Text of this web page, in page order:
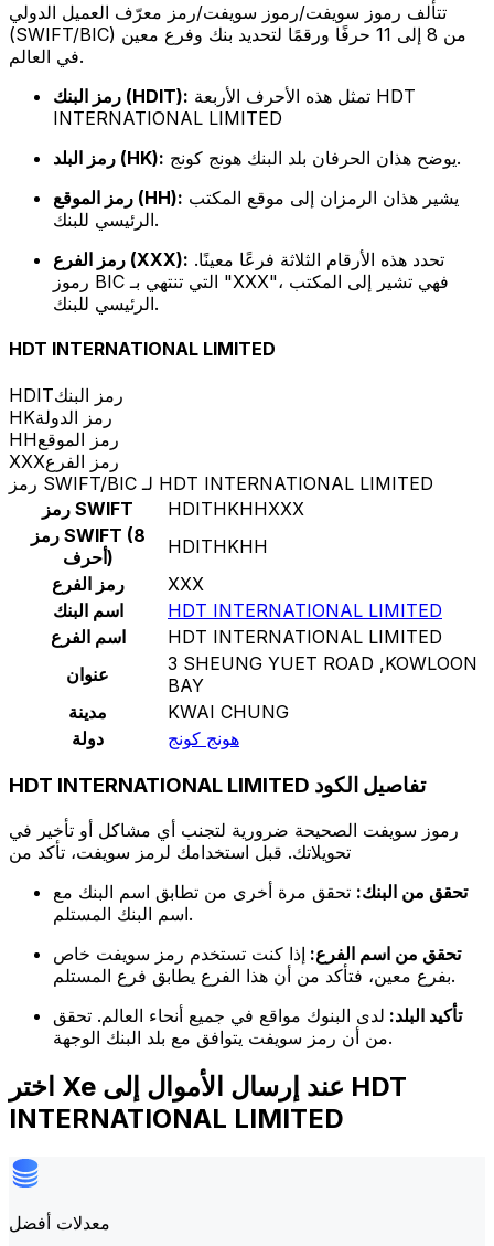
تتألف رموز سويفت/رموز سويفت/رمز معرّف العميل الدولي
(SWIFT/BIC) من 8 إلى 11 حرفًا ورقمًا لتحديد بنك وفرع معين
في العالم.
رمز البنك (HDIT):
INTERNATIONAL LIMITED
رمز البلد (HK):
يوضح هذان الحرفان بلد البنك هونج كونج.
رمز الموقع (HH):
الرئيسي للبنك.
رمز الفرع (XXX):
رموز BIC التي تنتهي بـ "XXX"، فهي تشير إلى المكتب
الرئيسي للبنك.
HDT INTERNATIONAL LIMITED
HDITرمز البنك
HKرمز الدولة
HHرمز الموقع
XXXرمز الفرع
رمز SWIFT/BIC لـ HDT INTERNATIONAL LIMITED
رمز SWIFT
HDITHKHHXXX
رمز SWIFT (8
أحرف)
HDITHKHH
رمز الفرع
XXX
اسم البنك
HDT INTERNATIONAL LIMITED
اسم الفرع
HDT INTERNATIONAL LIMITED
عنوان
3 SHEUNG YUET ROAD ,KOWLOON
BAY
مدينة
KWAI CHUNG
دولة
هونج كونج
HDT INTERNATIONAL LIMITED تفاصيل الكود
رموز سويفت الصحيحة ضرورية لتجنب أي مشاكل أو تأخير في
تحويلاتك. قبل استخدامك لرمز سويفت، تأكد من
تحقق من البنك: تحقق مرة أخرى من تطابق اسم البنك مع
اسم البنك المستلم.
تحقق من اسم الفرع: إذا كنت تستخدم رمز سويفت خاص
بفرع معين، فتأكد من أن هذا الفرع يطابق فرع المستلم.
تأكيد البلد: لدى البنوك مواقع في جميع أنحاء العالم. تحقق
من أن رمز سويفت يتوافق مع بلد البنك الوجهة.
اختر Xe عند إرسال الأموال إلى HDT
INTERNATIONAL LIMITED
معدلات أفضل